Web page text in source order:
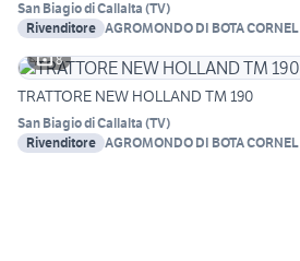
San Biagio di Callalta (TV)
Rivenditore AGROMONDO DI BOTA CORNEL
8
TRATTORE NEW HOLLAND TM 190
San Biagio di Callalta (TV)
Rivenditore AGROMONDO DI BOTA CORNEL